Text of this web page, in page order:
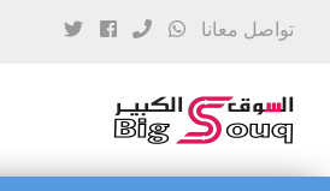
تواصل معانا